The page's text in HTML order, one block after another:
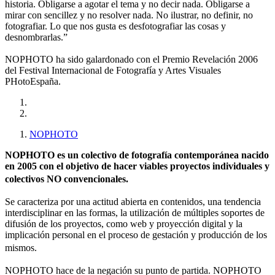
historia. Obligarse a agotar el tema y no decir nada. Obligarse a
mirar con sencillez y no resolver nada. No ilustrar, no definir, no
fotografiar. Lo que nos gusta es desfotografiar las cosas y
desnombrarlas.”
NOPHOTO ha sido galardonado con el Premio Revelación 2006
del Festival Internacional de Fotografía y Artes Visuales
PHotoEspaña.
NOPHOTO
NOPHOTO es un colectivo de fotografía contemporánea nacido
en 2005 con el objetivo de hacer viables proyectos individuales y
colectivos NO convencionales.
Se caracteriza por una actitud abierta en contenidos, una tendencia
interdisciplinar en las formas, la utilización de múltiples soportes de
difusión de los proyectos, como web y proyección digital y la
implicación personal en el proceso de gestación y producción de los
mismos.
NOPHOTO hace de la negación su punto de partida. NOPHOTO